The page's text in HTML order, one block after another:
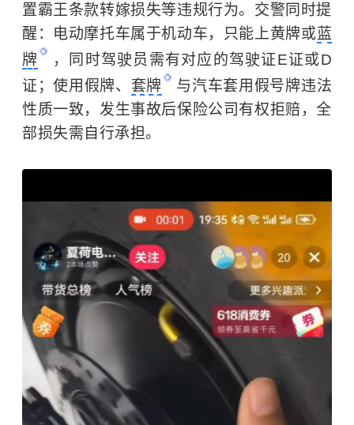
置霸王条款转嫁损失等违规行为。交警同时提
醒：电动摩托车属于机动车，只能上黄牌或蓝
牌
，同时驾驶员需有对应的驾驶证E证或D
证；使用假牌、 套牌
与汽车套用假号牌违法
性质一致，发生事故后保险公司有权拒赔，全
部损失需自行承担。